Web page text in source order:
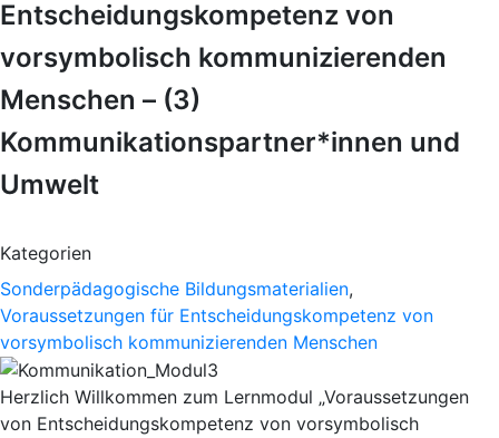
Entscheidungskompetenz von
vorsymbolisch kommunizierenden
Menschen – (3)
Kommunikationspartner*innen und
Umwelt
Kategorien
Sonderpädagogische Bildungsmaterialien,
Voraussetzungen für Entscheidungskompetenz von
vorsymbolisch kommunizierenden Menschen
Herzlich Willkommen zum Lernmodul „Voraussetzungen
von Entscheidungskompetenz von vorsymbolisch